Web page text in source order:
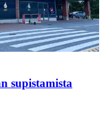
supistamista